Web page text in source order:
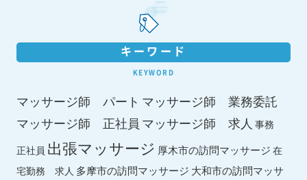
キーワード
KEYWORD
マッサージ師 パート マッサージ師 業務委託
マッサージ師 正社員 マッサージ師 求人 事務
正社員 出張マッサージ 厚木市の訪問マッサージ 在
宅勤務 求人 多摩市の訪問マッサージ 大和市の訪問マッサ